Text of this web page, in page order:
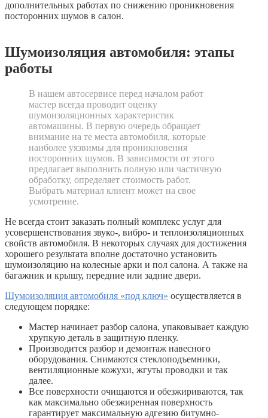
дополнительных работах по снижению проникновения
посторонних шумов в салон.
Шумоизоляция автомобиля: этапы
работы
В нашем автосервисе перед началом работ
мастер всегда проводит оценку
шумоизоляционных характеристик
автомашины. В первую очередь обращает
внимание на те места автомобиля, которые
наиболее уязвимы для проникновения
посторонних шумов. В зависимости от этого
предлагает выполнить полную или частичную
обработку, определяет стоимость работ.
Выбрать материал клиент может на свое
усмотрение.
Не всегда стоит заказать полный комплекс услуг для
усовершенствования звуко-, вибро- и теплоизоляционных
свойств автомобиля. В некоторых случаях для достижения
хорошего результата вполне достаточно установить
шумоизоляцию на колесные арки и пол салона. А также на
багажник и крышу, передние или задние двери.
Шумоизоляция автомобиля «под ключ» осуществляется в
следующем порядке:
Мастер начинает разбор салона, упаковывает каждую
хрупкую деталь в защитную пленку.
Производится разбор и демонтаж навесного
оборудования. Снимаются стеклоподъемники,
вентиляционные кожухи, жгуты проводки и так
далее.
Все поверхности очищаются и обезжириваются, так
как максимально обезжиренная поверхность
гарантирует максимальную адгезию битумно-